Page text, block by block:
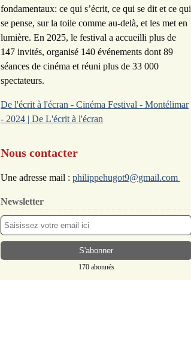
fondamentaux: ce qui s’écrit, ce qui se dit et ce qui
se pense, sur la toile comme au-delà, et les met en
lumière. En 2025, le festival a accueilli plus de
147 invités, organisé 140 événements dont 89
séances de cinéma et réuni plus de 33 000
spectateurs.
De l'écrit à l'écran - Cinéma Festival - Montélimar
- 2024 | De L'écrit à l'écran
Nous contacter
Une adresse mail : philippehugot9@gmail.com
Newsletter
170 abonnés